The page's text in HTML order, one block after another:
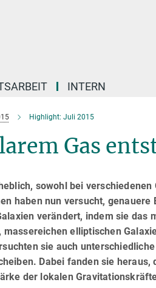
INTERN
Highlight: Juli 2015
Gas
sowohl bei verschiedenen
haben nun versucht, genauere
verändert, indem sie das
elliptischen
sie auch
Dabei fanden sie
der lokalen